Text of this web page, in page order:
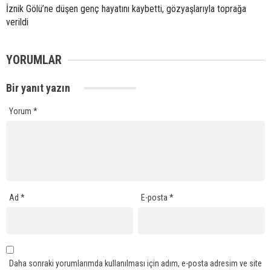
İznik Gölü’ne düşen genç hayatını kaybetti, gözyaşlarıyla toprağa
verildi
YORUMLAR
Bir yanıt yazın
Yorum *
Ad * E-posta*
Daha sonraki yorumlarımda kullanılması için adım, e-posta adresim ve site